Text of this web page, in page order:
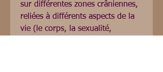
sur différentes zones crâniennes,
reliées à différents aspects de la
vie (le corps, la sexualité,